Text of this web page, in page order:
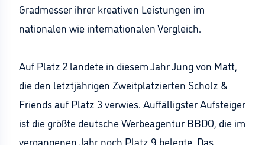
Gradmesser ihrer kreativen Leistungen im
nationalen wie internationalen Vergleich.
Auf Platz 2 landete in diesem Jahr Jung von Matt,
die den letztjährigen Zweitplatzierten Scholz &
Friends auf Platz 3 verwies. Auffälligster Aufsteiger
ist die größte deutsche Werbeagentur BBDO, die im
vergangenen Jahr noch Platz 9 belegte. Das